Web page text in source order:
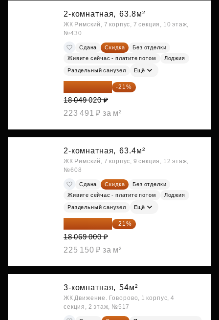
2-комнатная, 63.8м²
ЖК Римский, 7 корпус, 7 секция, 10 этаж,
№430
Сдана Скидка
Без отделки
Живите сейчас - платите потом
Лоджия
Раздельный санузел Ещё
14 258 726 ₽ -21%
18 049 020 ₽
223 491 ₽ за м²
2-комнатная, 63.4м²
ЖК Римский, 7 корпус, 9 секция, 12 этаж,
№608
Сдана Скидка
Без отделки
Живите сейчас - платите потом
Лоджия
Раздельный санузел Ещё
14 274 510 ₽ -21%
18 069 000 ₽
225 150 ₽ за м²
3-комнатная, 54м²
ЖК Движение. Говорово, 1 корпус, 4
секция, 2 этаж, №517